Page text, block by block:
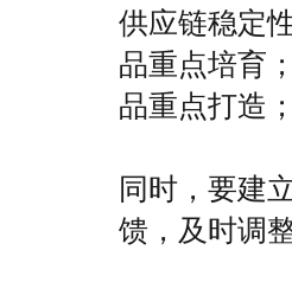
供应链稳定
品重点培育
品重点打造
同时，要建
馈，及时调